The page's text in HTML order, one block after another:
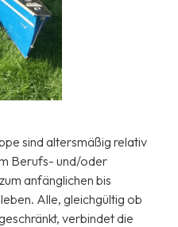
sind altersmäßig relativ
Berufs- und/oder
anfänglichen bis
Alle, gleichgültig ob
verbindet die